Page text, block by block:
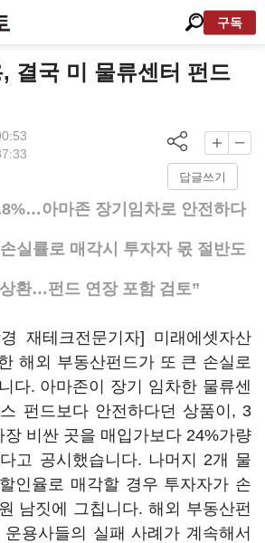
구독
결국 미 물류센터 펀드
답글쓰기
아마존 장기임차로 안전하다
실률로 매각시 투자자 몫 절반도
환…펀드 연장 포함 검토”
재테크전문기자] 미래에셋자산
해외 부동산펀드가 또 큰 손실로
다. 아마존이 장기 임차한 물류센
펀드보다 안전하다던 상품이, 3
장 비싼 곳을 매입가보다 24%가량
고 공시했습니다. 나머지 2개 물
인율로 매각할 경우 투자자가 손
남짓에 그칩니다. 해외 부동산펀
용사들의 실패 사례가 계속해서